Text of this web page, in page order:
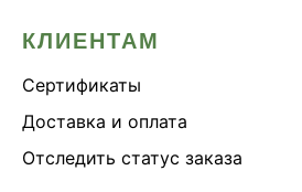
КЛИЕНТАМ
Сертификаты
Доставка и оплата
Отследить статус заказа